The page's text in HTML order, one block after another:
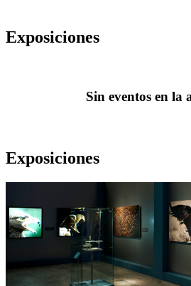
Exposiciones
Sin eventos en la
Exposiciones